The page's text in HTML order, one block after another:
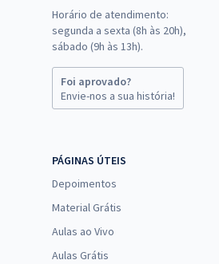
Horário de atendimento:
segunda a sexta (8h às 20h),
sábado (9h às 13h).
Foi aprovado?
Envie-nos a sua história!
PÁGINAS ÚTEIS
Depoimentos
Material Grátis
Aulas ao Vivo
Aulas Grátis